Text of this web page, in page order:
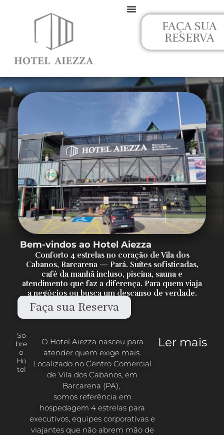
FAÇA SUA
RESERVA
Bem-vindos ao Hotel Aiezza
Conforto 4 estrelas no coração de Vila dos
Cabanos, Barcarena — Pará. Suítes sofisticadas,
café da manhã incluso, piscina, sauna e
atendimento que faz a diferença. Para quem viaja
a negócios ou busca um descanso de verdade.
Faça sua Reserva
So
bre
o
Ho
tel
O Hotel Aiezza nasceu para
atender quem exige mais.
Localizado no Centro Comercial
de Vila dos Cabanos, em
Barcarena (PA),
somos referência em
hospedagem 4 estrelas para
executivos, equipes corporativas e
viajantes que não abrem mão de
Ler mais